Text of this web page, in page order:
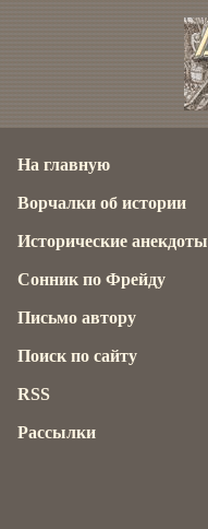
На главную
Ворчалки об истории
Исторические анекдоты
Сонник по Фрейду
Письмо автору
Поиск по сайту
RSS
Рассылки